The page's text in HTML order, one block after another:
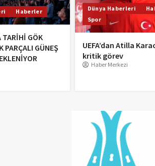
Haberler
TARİHİ GÖK
PARÇALI GÜNEŞ
Dünya Haberleri
Spor
UEFA’dan Atilla
kritik görev
Haber Merkezi